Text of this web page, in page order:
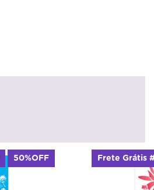
50%OFF Frete Grátis